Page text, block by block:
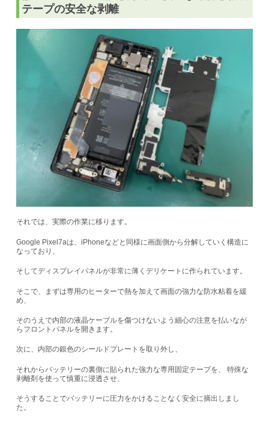
テープの安全な剥離
それでは、実際の作業に移ります。
Google Pixel7aは、iPhoneなどと同様に画面側から分解していく構造に
なっており、
そしてディスプレイパネルが非常に薄くデリケートに作られています。
そこで、まずは専用のヒーターで熱を加えて画面の強力な防水粘着を緩
め、
そのうえで内部の液晶ケーブルを傷つけないよう細心の注意を払いなが
らフロントパネルを開きます。
次に、内部の銀色のシールドプレートを取り外し、
それからバッテリーの裏側に貼られた強力な専用固定テープを、 特殊な
剥離剤を使って慎重に浸透させ、
そうすることでバッテリーに圧力をかけることなく安全に摘出しまし
た。